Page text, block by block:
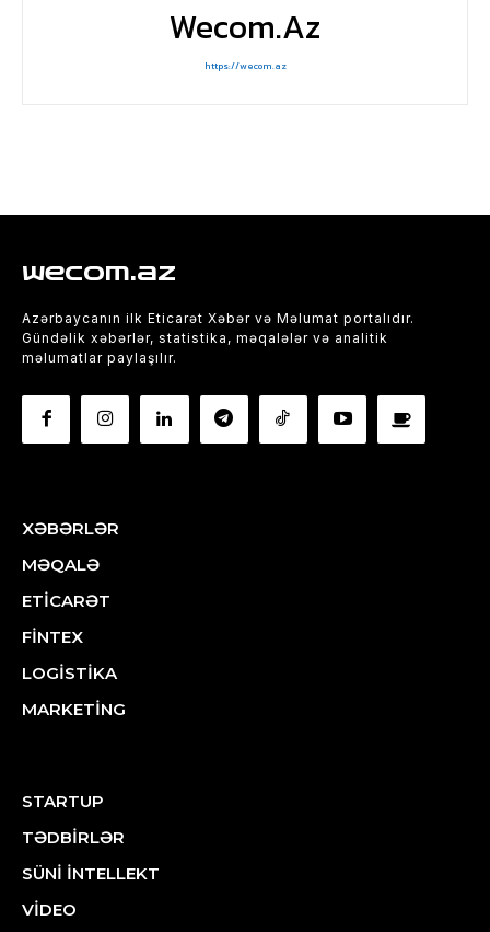
Wecom.az
https://wecom.az
wecom.az
Azərbaycanın ilk Eticarət Xəbər və Məlumat portalıdır.
Gündəlik xəbərlər, statistika, məqalələr və analitik
məlumatlar paylaşılır.
XƏBƏRLƏR
MƏQALƏ
ETİCARƏT
FİNTEX
LOGİSTİKA
MARKETİNG
STARTUP
TƏDBİRLƏR
SÜNİ İNTELLEKT
VİDEO